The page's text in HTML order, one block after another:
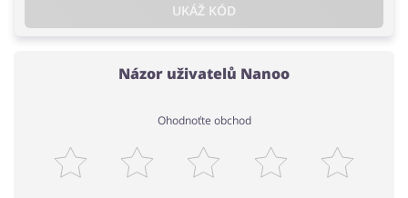
UKÁŽ KÓD
Názor uživatelů Nanoo
Ohodnoťte obchod